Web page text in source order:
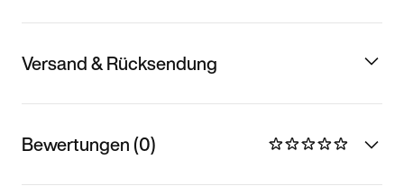
Versand & Rücksendung
Bewertungen (0)